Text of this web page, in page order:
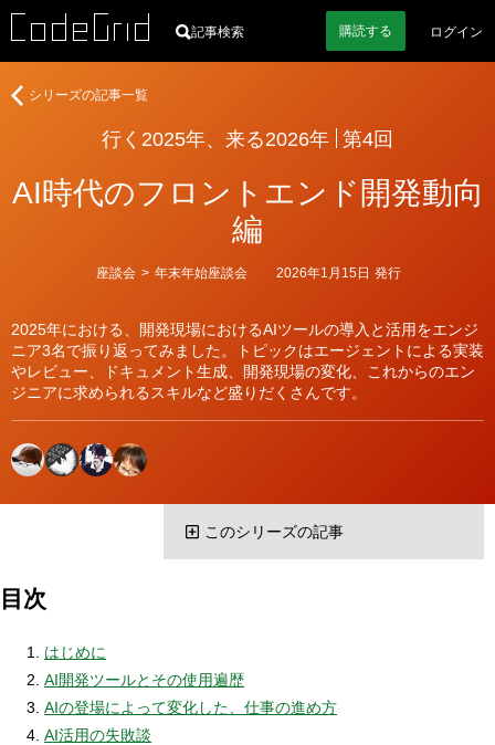
記事検索 購読する ログイン
行く2025年、来る2026年 第4回
AI時代のフロントエンド開発動向
編
2025年における、開発現場におけるAIツールの導入と活用をエンジ
ニア3名で振り返ってみました。トピックはエージェントによる実装
やレビュー、ドキュメント生成、開発現場の変化、これからのエン
ジニアに求められるスキルなど盛りだくさんです。
カ
ー
座談会 > 年末年始座談会 2026年1月15日 発行
行
シリーズの記事一覧
このシリーズの記事
目次
はじめに
AI開発ツールとその使用遍歴
AIの登場によって変化した、仕事の進め方
AI活用の失敗談